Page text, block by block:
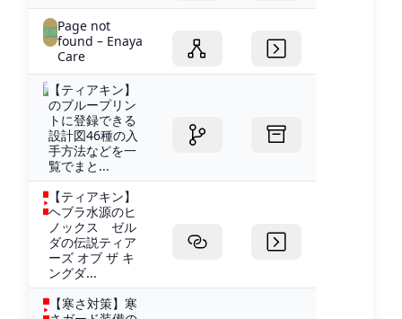
Page not
found – Enaya
Care
【ティアキン】
のブループリン
トに登録できる
設計図46種の入
手方法などを一
覧でまと...
【ティアキン】
ヘブラ水源のヒ
ノックス ゼル
ダの伝説ティア
ーズ オブ ザ キ
ングダ...
【寒さ対策】寒